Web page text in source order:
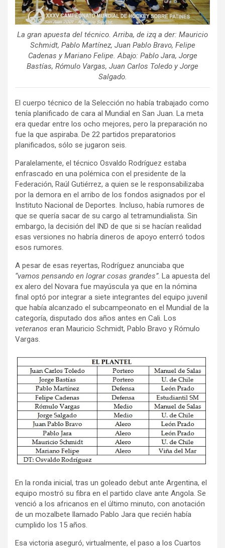
La gran apuesta del técnico. Arriba, de izq a der: Mauricio
Schmidt, Pablo Martínez, Juan Pablo Bravo, Felipe
Cadenas y Mariano Felipe. Abajo: Pablo Jara, Jorge
Bastías, Rómulo Vargas, Juan Carlos Toledo y Jorge
Salgado.
El cuerpo técnico de la Selección no había trabajado como
tenía planificado de cara al Mundial en San Juan. La meta
era quedar entre los ocho mejores, pero la preparación no
fue la que aspiraba. De 22 partidos preparatorios
planificados, sólo se jugaron seis.
Paralelamente, el técnico Osvaldo Rodríguez estaba
enfrascado en una polémica con el presidente de la
Federación, Raúl Gutiérrez, a quien se le responsabilizaba
por la demora en el arribo de los fondos asignados por el
Instituto Nacional de Deportes. Incluso, había rumores de
que se quería sacar de su cargo al tetramundialista. Sin
embargo, la decisión del IND de que si se hacían realidad
esas versiones no habría dineros de apoyo enterró todos
esos rumores.
A pesar de esas reyertas, Rodríguez anunciaba que
“vamos pensando en lograr cosas grandes”. La apuesta del
ex alero del Novara fue mayúscula ya que en la nómina
final optó por integrar a siete integrantes del equipo juvenil
que había alcanzado el subcampeonato en el Mundial de la
categoría, disputado dos años antes en Cali. Los
veteranos eran Mauricio Schmidt, Pablo Bravo y Rómulo
Vargas.
En la ronda inicial, tras un goleado debut ante Argentina, el
equipo mostró su fibra en el partido clave ante Angola. Se
venció a los africanos en el último minuto, con anotación
de un mozalbete llamado Pablo Jara que recién había
cumplido los 15 años.
Esa victoria aseguró, virtualmente, el paso a los Cuartos